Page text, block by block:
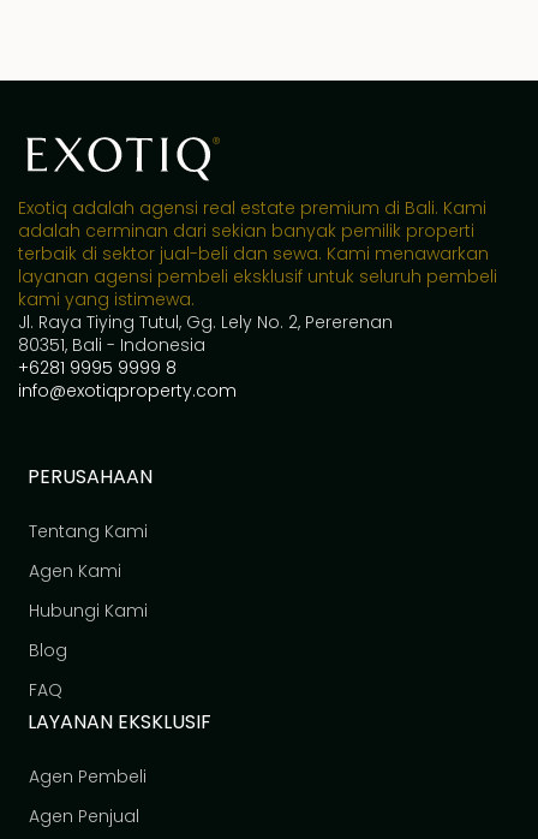
Exotiq adalah agensi real estate premium di Bali. Kami
adalah cerminan dari sekian banyak pemilik properti
terbaik di sektor jual-beli dan sewa. Kami menawarkan
layanan agensi pembeli eksklusif untuk seluruh pembeli
kami yang istimewa.
Jl. Raya Tiying Tutul, Gg. Lely No. 2, Pererenan
80351, Bali - Indonesia
+6281 9995 9999 8
info@exotiqproperty.com
PERUSAHAAN
Tentang Kami
Agen Kami
Hubungi Kami
Blog
FAQ
LAYANAN EKSKLUSIF
Agen Pembeli
Agen Penjual